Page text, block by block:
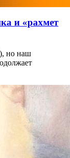
и «рахмет
но наш